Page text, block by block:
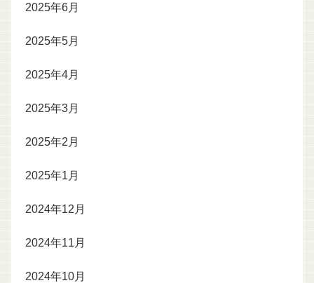
2025年6月
2025年5月
2025年4月
2025年3月
2025年2月
2025年1月
2024年12月
2024年11月
2024年10月